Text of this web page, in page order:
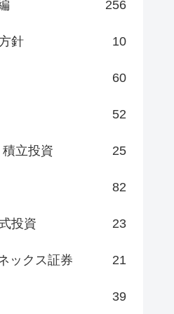
256
針 10
60
52
立投資 25
82
投資 23
ックス証券 21
39